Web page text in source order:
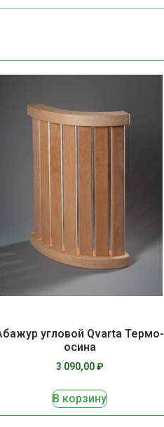
угловой Qvarta Термо-
осина
3 090,00₽
В корзину